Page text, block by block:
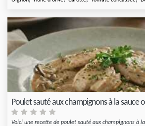
Poulet sauté aux champignons à la sauce
Voici une recette de poulet sauté aux champignons à